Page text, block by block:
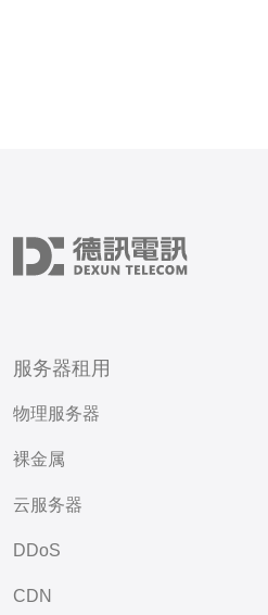
服务器租用
物理服务器
裸金属
云服务器
DDoS
CDN